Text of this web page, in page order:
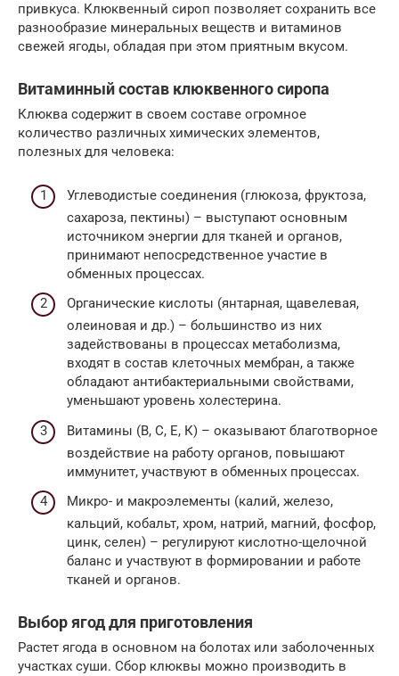
привкуса. Клюквенный сироп позволяет сохранить все
разнообразие минеральных веществ и витаминов
свежей ягоды, обладая при этом приятным вкусом.
Витаминный состав клюквенного сиропа
Клюква содержит в своем составе огромное
количество различных химических элементов,
полезных для человека:
Углеводистые соединения (глюкоза, фруктоза,
сахароза, пектины) – выступают основным
источником энергии для тканей и органов,
принимают непосредственное участие в
обменных процессах.
Органические кислоты (янтарная, щавелевая,
олеиновая и др.) – большинство из них
задействованы в процессах метаболизма,
входят в состав клеточных мембран, а также
обладают антибактериальными свойствами,
уменьшают уровень холестерина.
Витамины (В, С, Е, К) – оказывают благотворное
воздействие на работу органов, повышают
иммунитет, участвуют в обменных процессах.
Микро- и макроэлементы (калий, железо,
кальций, кобальт, хром, натрий, магний, фосфор,
цинк, селен) – регулируют кислотно-щелочной
баланс и участвуют в формировании и работе
тканей и органов.
Выбор ягод для приготовления
Растет ягода в основном на болотах или заболоченных
участках суши. Сбор клюквы можно производить в